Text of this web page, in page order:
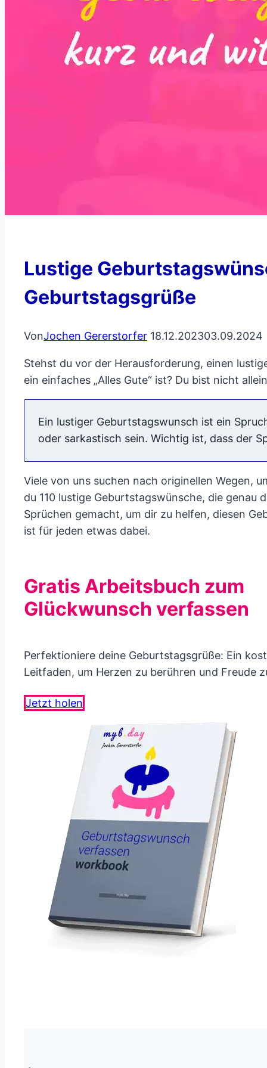
Lustige
Geburtstagsgrüße
VonJochen Gererstorfer 18.12.202303.09.2024
Stehst du vor der Herausforderung, einen
ein einfaches „Alles Gute“ ist? Du bist nicht
Ein lustiger Geburtstagswunsch ist ein
oder sarkastisch sein. Wichtig ist, dass der
Viele von uns suchen nach originellen Wegen,
du 110 lustige Geburtstagswünsche, die
Sprüchen gemacht, um dir zu helfen, diesen
ist für jeden etwas dabei.
Gratis Arbeitsbuch zum
Glückwunsch verfassen
Perfektioniere deine Geburtstagsgrüße: Ein
Leitfaden, um Herzen zu berühren und Freude
Jetzt holen